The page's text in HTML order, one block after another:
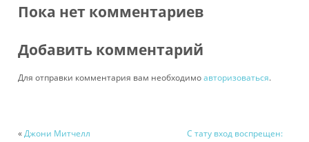
Пока нет комментариев
Добавить комментарий
Для отправки комментария вам необходимоавторизоваться.
«Джони Митчелл
С тату вход воспрещен: